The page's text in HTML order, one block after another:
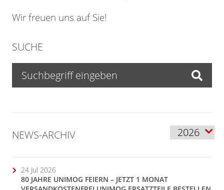
Wir freuen uns auf Sie!
SUCHE
NEWS-ARCHIV
24 Jul 2026
80 JAHRE UNIMOG FEIERN – JETZT 1 MONAT